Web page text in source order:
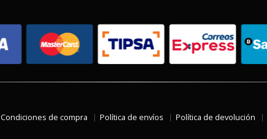
Condiciones de compra Política de envíos Política de devolución